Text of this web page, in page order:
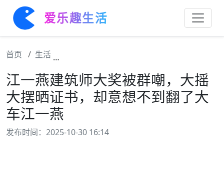
爱乐趣生活
首页 生活
江一燕建筑师大奖被群嘲，大摇
大摆晒证书，却意想不到翻了大
车江一燕
发布时间：2025-10-30 16:14